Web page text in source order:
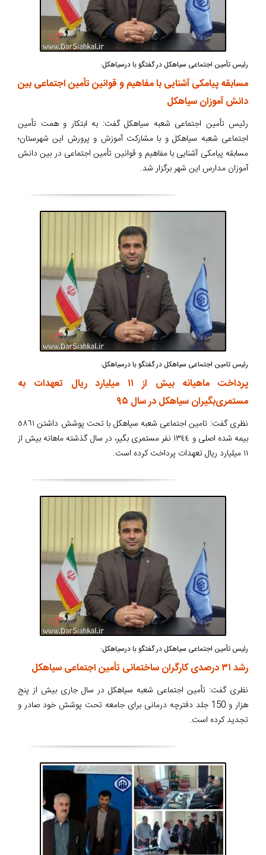
رئیس تأمین اجتماعی سیاهکل در گفتگو با درسیاهکل:
مسابقه پیامکی آشنایی با مفاهیم و قوانین تأمین اجتماعی بین
دانش آموزان سیاهکل
رئیس تأمین اجتماعی شعبه سیاهکل گفت: به ابتکار و همت تأمین
اجتماعی شعبه سیاهکل و با مشارکت آموزش و پرورش این شهرستان؛
مسابقه پیامکی آشنایی با مفاهیم و قوانین تأمین اجتماعی در بین دانش
آموزان مدارس این شهر برگزار شد.
رئیس تامین اجتماعی سیاهکل در گفتگو با درسیاهکل:
پرداخت ماهیانه بیش از ۱۱ میلیارد ریال تعهدات به
مستمری‌بگیران سیاهکل در سال ۹۵
نظری گفت: تامین اجتماعی شعبه سیاهکل با تحت پوشش داشتن ٥٨٦١
بیمه شده اصلی و ١٣٤٤ نفر مستمری بگیر، در سال گذشته ماهانه بیش از
١١ میلیارد ریال تعهدات پرداخت کرده است.
رئیس تأمین اجتماعی سیاهکل در گفتگو با درسیاهکل:
رشد ۳۱ درصدی کارگران ساختمانی تأمین اجتماعی سیاهکل
نظری گفت: تأمین اجتماعی شعبه سیاهکل در سال جاری بیش از پنج
هزار و 150 جلد دفترچه درمانی برای جامعه تحت پوشش خود صادر و
تجدید کرده است.